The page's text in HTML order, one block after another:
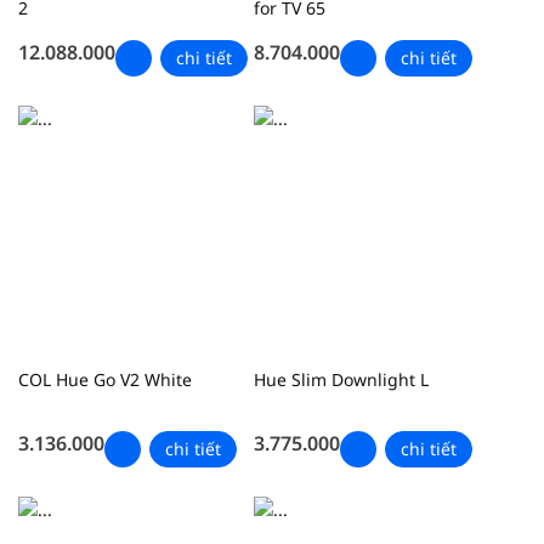
2
12.088.000 chi tiết
for TV 65
8.704.000 chi tiết
COL Hue Go V2 White
3.136.000 chi tiết
Hue Slim Downlight L
3.775.000 chi tiết